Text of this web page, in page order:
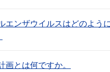
エンザウイルスはどのよう
画とは何ですか。